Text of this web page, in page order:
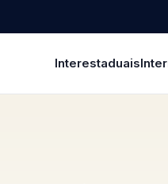
Interestaduais